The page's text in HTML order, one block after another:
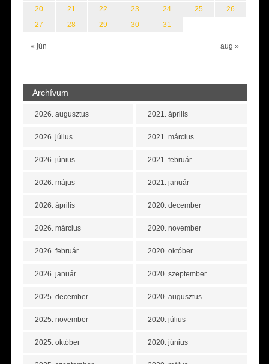
« jún aug »
20
21 22 23 24 25
26
27
28 29 30 31
Archívum
2026. augusztus
2026. július
2026. június
2026. május
2026. április
2026. március
2026. február
2026. január
2025. december
2025. november
2025. október
2021. április
2021. március
2021. február
2021. január
2020. december
2020. november
2020. október
2020. szeptember
2020. augusztus
2020. július
2020. június